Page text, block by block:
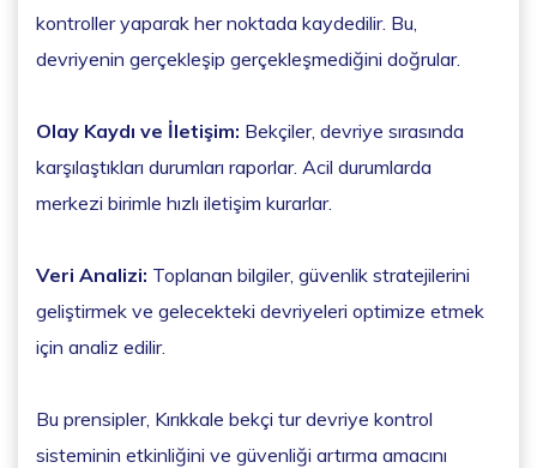
kontroller yaparak her noktada kaydedilir. Bu,
devriyenin gerçekleşip gerçekleşmediğini doğrular.
Olay Kaydı ve İletişim: Bekçiler, devriye sırasında
karşılaştıkları durumları raporlar. Acil durumlarda
merkezi birimle hızlı iletişim kurarlar.
Veri Analizi: Toplanan bilgiler, güvenlik stratejilerini
geliştirmek ve gelecekteki devriyeleri optimize etmek
için analiz edilir.
Bu prensipler, Kırıkkale bekçi tur devriye kontrol
sisteminin etkinliğini ve güvenliği artırma amacını